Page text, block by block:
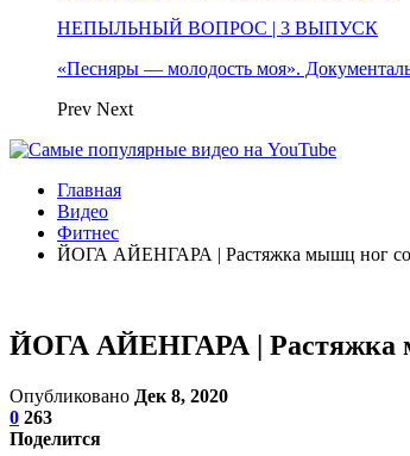
НЕПЫЛЬНЫЙ ВОПРОС | 3 ВЫПУСК
«Песняры — молодость моя».
Prev Next
Главная
Видео
Фитнес
ЙОГА АЙЕНГАРА | Растяжка мышц ног со
ЙОГА АЙЕНГАРА | Растяжка
Опубликовано Дек 8, 2020
0 263
Поделится